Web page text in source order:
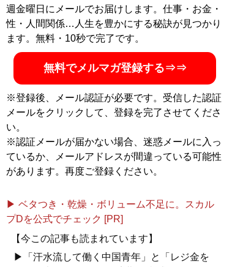
週金曜日にメールでお届けします。仕事・お金・
性・人間関係…人生を豊かにする秘訣が見つかり
ます。無料・10秒で完了です。
無料でメルマガ登録する⇒⇒
※登録後、メール認証が必要です。受信した認証
メールをクリックして、登録を完了させてくださ
い。
※認証メールが届かない場合、迷惑メールに入っ
ているか、メールアドレスが間違っている可能性
があります。再度ご登録ください。
▶ ベタつき・乾燥・ボリューム不足に。スカル
プDを公式でチェック [PR]
【今この記事も読まれています】
▶「汗水流して働く中国青年」と「レジ金を